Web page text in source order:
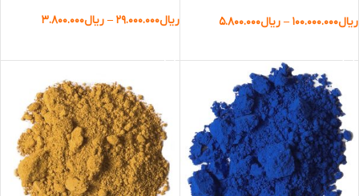
ریال۱۰۰.۰۰۰.۰۰۰ – ریال۵.۸۰۰.۰۰۰
ریال۲۹.۰۰۰.۰۰۰ – ریال۳.۸۰۰.۰۰۰